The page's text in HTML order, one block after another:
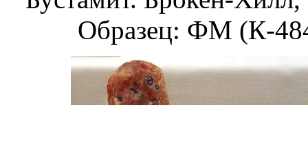
Образец: ФМ (К-